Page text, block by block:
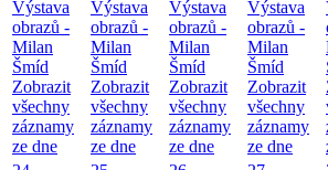
Výstava
obrazů -
Milan
Šmíd
Zobrazit
všechny
záznamy
ze dne
Výstava
obrazů -
Milan
Šmíd
Zobrazit
všechny
záznamy
ze dne
Výstava
obrazů -
Milan
Šmíd
Zobrazit
všechny
záznamy
ze dne
Výstava
obrazů -
Milan
Šmíd
Zobrazit
všechny
záznamy
ze dne